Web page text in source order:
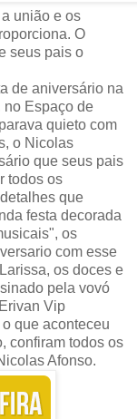
união e os
O
seus pais o
de aniversário na
no Espaço de
quieto com
o Nicolas
que seus pais
todos os
que
festa decorada
os
com esse
os doces e
pela vovó
Vip
que aconteceu
confiram todos os
Afonso.